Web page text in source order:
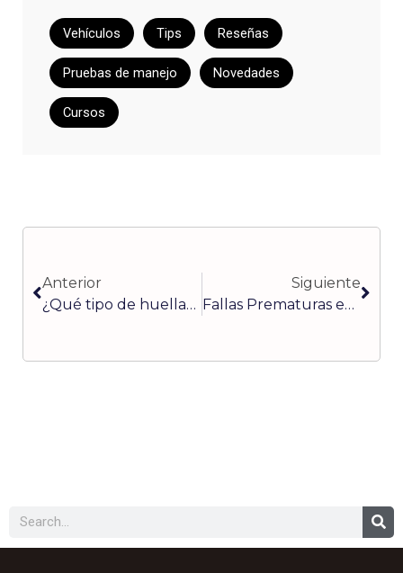
Vehículos Tips Reseñas
Pruebas de manejo Novedades
Cursos
Anterior
¿Qué tipo de huellas estamos dejando en el camino?
Siguiente
Fallas Prematuras en Bombas de Agua
Buscar